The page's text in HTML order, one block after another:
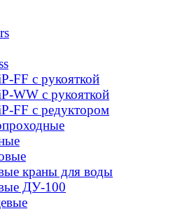
FF с рукояткой
WW с рукояткой
FF с редуктором
краны для воды
ДУ-100